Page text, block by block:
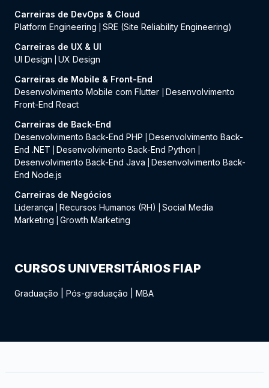
Carreiras de DevOps & Cloud
Platform Engineering
SRE (Site Reliability Engineering)
Carreiras de UX & UI
UI Design
UX Design
Carreiras de Mobile & Front-End
Desenvolvimento Mobile com Flutter
Desenvolvimento
Front-End React
Carreiras de Back-End
Desenvolvimento Back-End PHP
Desenvolvimento Back-
End .NET
Desenvolvimento Back-End Python
Desenvolvimento Back-End Java
Desenvolvimento Back-
End Node.js
Carreiras de Negócios
Liderança
Recursos Humanos (RH)
Social Media
Marketing
Growth Marketing
CURSOS UNIVERSITÁRIOS FIAP
Graduação Pós-graduação MBA